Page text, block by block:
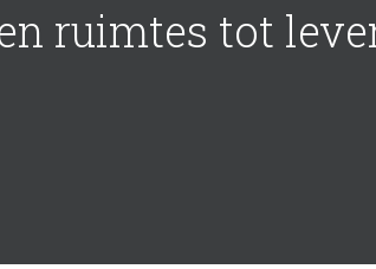
ruimtes tot